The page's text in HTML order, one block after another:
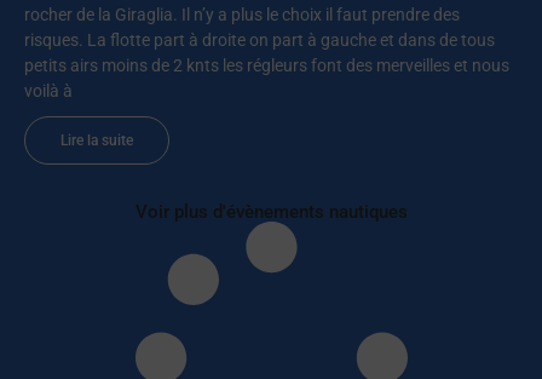
rocher de la Giraglia. Il n’y a plus le choix il faut prendre des
risques. La flotte part à droite on part à gauche et dans de tous
petits airs moins de 2 knts les régleurs font des merveilles et nous
voilà à
Lire la suite
Voir plus d'évènements nautiques